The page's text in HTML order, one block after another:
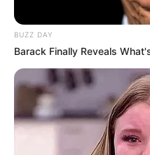
Ужгород
давление:
ветер:
Погода на 10 дней от
BUZZ DAY
Barack Finally Reveals